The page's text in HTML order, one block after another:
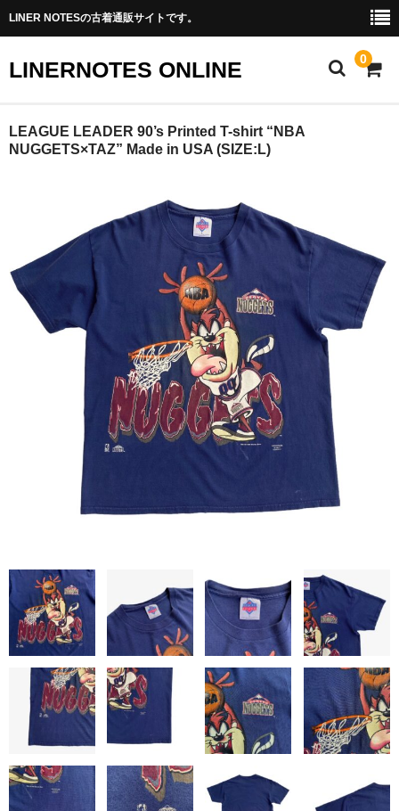
LINER NOTESの古着通販サイトです。
LINERNOTES ONLINE 0
ホーム
Instagram(土浦駅前店)
実店舗情報
オーナーブログ
お問い合わせ
LEAGUE LEADER 90’s Printed T-shirt “NBA
NUGGETS×TAZ” Made in USA (SIZE:L)